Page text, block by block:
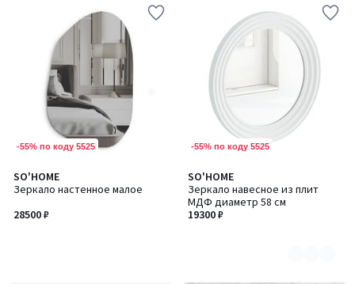
-55% по коду 5525
SO'HOME
Зеркало настенное малое
28500 ₽
-55% по коду 5525
SO'HOME
Зеркало навесное из плит
МДФ диаметр 58 см
19300 ₽
Количество
цветов:
2